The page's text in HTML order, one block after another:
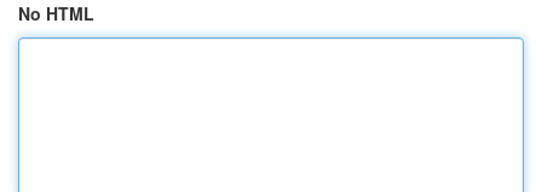
No HTML